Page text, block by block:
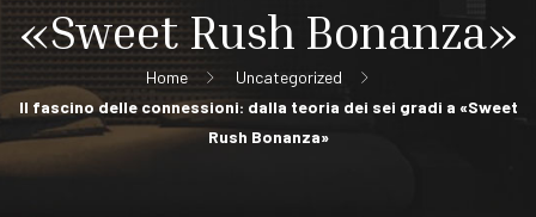
«Sweet Rush Bonanza»
Home
Uncategorized
Il fascino delle connessioni: dalla teoria dei sei gradi a «Sweet
Rush Bonanza»